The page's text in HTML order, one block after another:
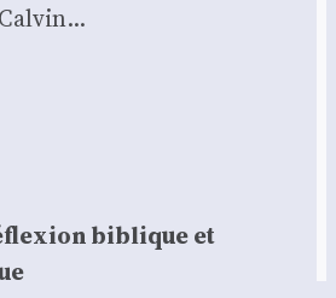
biblique et